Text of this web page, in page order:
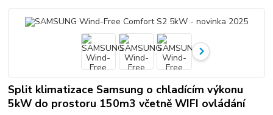
Split klimatizace Samsung o chladícím výkonu
5kW do prostoru 150m3 včetně WIFI ovládání